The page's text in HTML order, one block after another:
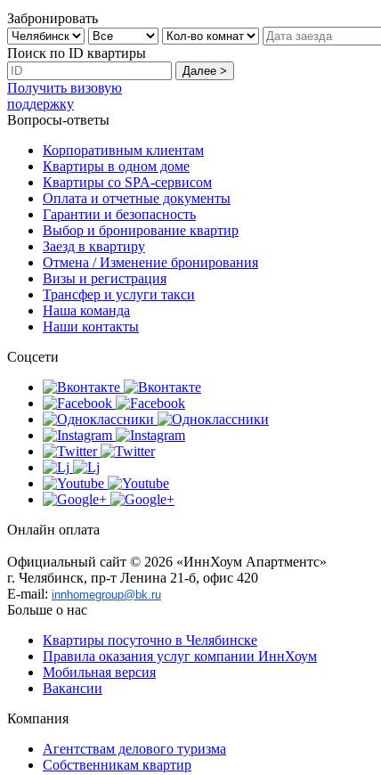
Забронировать
Поиск по ID квартиры
Получить визовую
поддержку
Вопросы-ответы
Корпоративным клиентам
Квартиры в одном доме
Квартиры со SPA-сервисом
Оплата и отчетные документы
Гарантии и безопасность
Выбор и бронирование квартир
Заезд в квартиру
Отмена / Изменение бронирования
Визы и регистрация
Трансфер и услуги такси
Наша команда
Наши контакты
Соцсети
Онлайн оплата
Официальный сайт © 2026 «ИннХоум Апартментс»
г. Челябинск, пр-т Ленина 21-б, офис 420
E-mail: innhomegroup@bk.ru
Больше о нас
Квартиры посуточно в Челябинске
Правила оказания услуг компании ИннХоум
Мобильная версия
Вакансии
Компания
Агентствам делового туризма
Собственникам квартир